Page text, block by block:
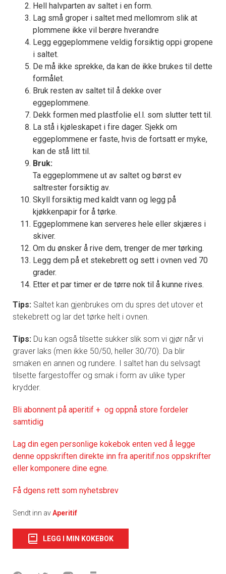
Hell halvparten av saltet i en form.
Lag små groper i saltet med mellomrom slik at
plommene ikke vil berøre hverandre
Legg eggeplommene veldig forsiktig oppi gropene
i saltet.
De må ikke sprekke, da kan de ikke brukes til dette
formålet.
Bruk resten av saltet til å dekke over
eggeplommene.
Dekk formen med plastfolie el.l. som slutter tett til.
La stå i kjøleskapet i fire dager. Sjekk om
eggeplommene er faste, hvis de fortsatt er myke,
kan de stå litt til.
Bruk:
Ta eggeplommene ut av saltet og børst ev
saltrester forsiktig av.
Skyll forsiktig med kaldt vann og legg på
kjøkkenpapir for å tørke.
Eggeplommene kan serveres hele eller skjæres i
skiver.
Om du ønsker å rive dem, trenger de mer tørking.
Legg dem på et stekebrett og sett i ovnen ved 70
grader.
Etter et par timer er de tørre nok til å kunne rives.
Tips: Saltet kan gjenbrukes om du spres det utover et
stekebrett og lar det tørke helt i ovnen.
Tips: Du kan også tilsette sukker slik som vi gjør når vi
graver laks (men ikke 50/50, heller 30/70). Da blir
smaken en annen og rundere. I saltet han du selvsagt
tilsette fargestoffer og smak i form av ulike typer
krydder.
Bli abonnent på aperitif + og oppnå store fordeler
samtidig
Lag din egen personlige kokebok enten ved å legge
denne oppskriften direkte inn fra aperitif.nos oppskrifter
eller komponere dine egne.
Få dgens rett som nyhetsbrev
Sendt inn avAperitif
LEGG I MIN KOKEBOK